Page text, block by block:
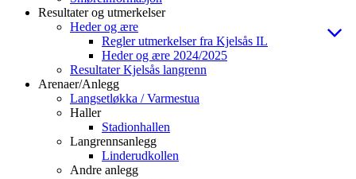
Resultater og utmerkelser
Heder og ære
Regler utmerkelser fra Kjelsås IL
Heder og ære 2024/2025
Resultater Kjelsås langrenn
Arenaer/Anlegg
Langsetløkka / Varmestua
Haller
Stadionhallen
Langrennsanlegg
Linderudkollen
Andre anlegg